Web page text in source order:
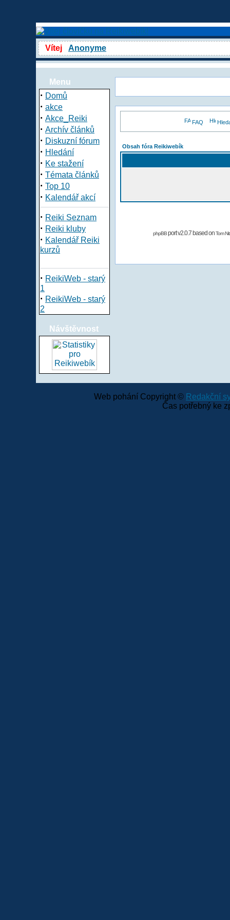
Vítej Anonyme
Menu
· Domů
· akce
· Akce_Reiki
· Archív článků
· Diskuzní fórum
· Hledání
· Ke stažení
· Témata článků
· Top 10
· Kalendář akcí
· Reiki Seznam
· Reiki kluby
· Kalendář Reiki
kurzů
· ReikiWeb - starý
1
· ReikiWeb - starý
2
Návštěvnost
FAQ
Obsah fóra Reikiwebík
phpBBport v2.0.7 based onTom
Web pohání Copyright © Redakční
Čas potřebný ke